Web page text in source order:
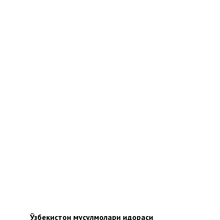
Ўзбекистон мусулмолари идораси